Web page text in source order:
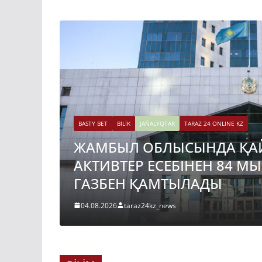
BASTY BET BILİK JAŃALYQTAR TARAZ 24 ONLINE KZ
ЖАМБЫЛ ОБЛЫСЫНДА
АКТИВТЕР ЕСЕБІНЕН 84
ГАЗБЕН ҚАМТЫЛАДЫ
04.08.2026 taraz24kz_news
BASTY BET
TARAZ 24 ONLINE KZ